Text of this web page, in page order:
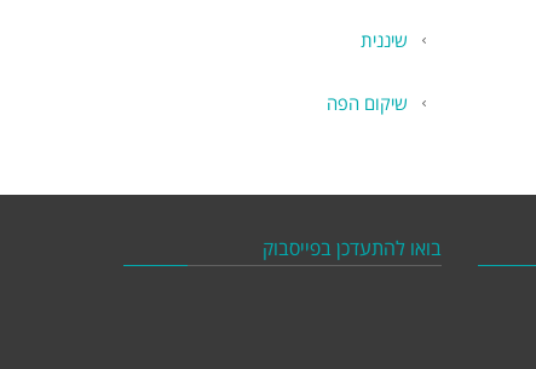
שיננית
שיקום הפה
בואו להתעדכן בפייסבוק